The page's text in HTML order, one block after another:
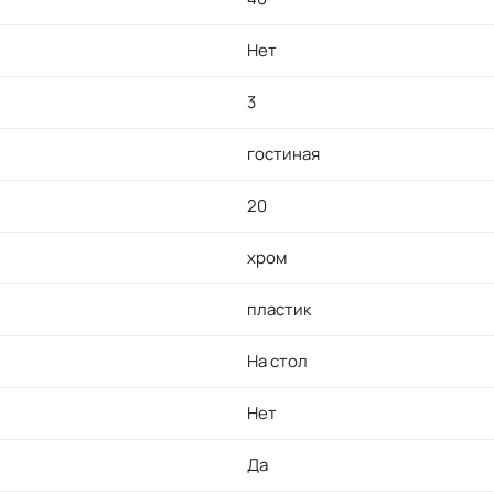
Нет
3
гостиная
20
хром
пластик
На стол
Нет
Да